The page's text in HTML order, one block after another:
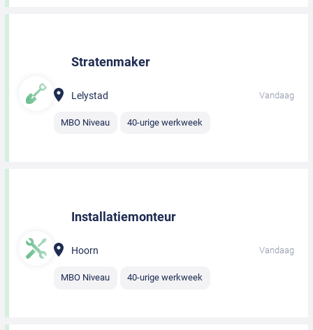
Stratenmaker
Lelystad Vandaag
MBO Niveau 40-urige werkweek
Installatiemonteur
Hoorn Vandaag
MBO Niveau 40-urige werkweek